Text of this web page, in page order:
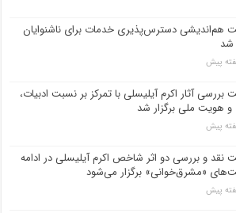
دسترس‌پذیری خدمات برای ناشنوایان
شد
آثار اکرم آیلیسلی با تمرکز بر نسبت ادبیات،
و هویت ملی برگزار شد
و بررسی دو اثر شاخص اکرم آیلیسلی در ادامه
«مشرق‌خوانی» برگزار می‌شود